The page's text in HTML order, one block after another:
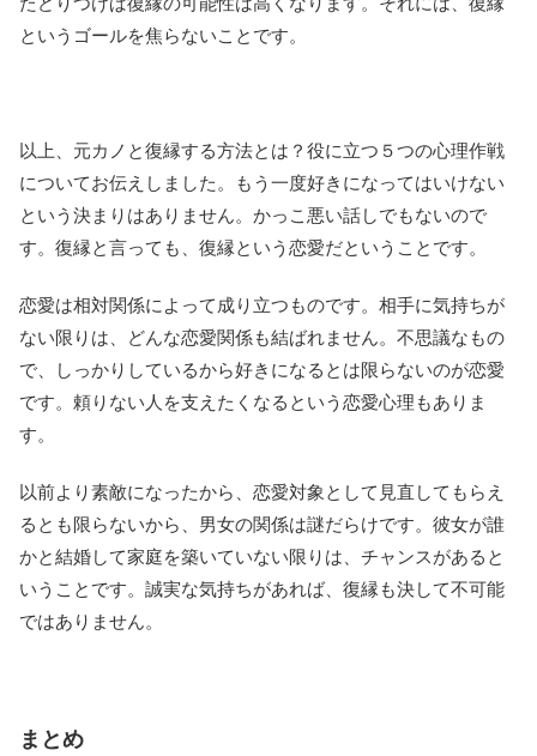
というゴールを焦らないことです。
以上、元カノと復縁する方法とは？役に立つ５つの心理作戦
についてお伝えしました。もう一度好きになってはいけない
という決まりはありません。かっこ悪い話しでもないので
す。復縁と言っても、復縁という恋愛だということです。
恋愛は相対関係によって成り立つものです。相手に気持ちが
ない限りは、どんな恋愛関係も結ばれません。不思議なもの
で、しっかりしているから好きになるとは限らないのが恋愛
です。頼りない人を支えたくなるという恋愛心理もありま
す。
以前より素敵になったから、恋愛対象として見直してもらえ
るとも限らないから、男女の関係は謎だらけです。彼女が誰
かと結婚して家庭を築いていない限りは、チャンスがあると
いうことです。誠実な気持ちがあれば、復縁も決して不可能
ではありません。
まとめ